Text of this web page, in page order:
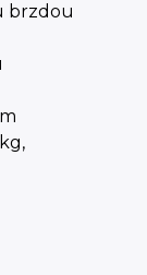
brzdou